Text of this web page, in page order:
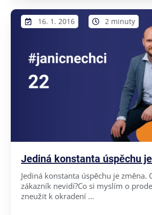
16. 1. 2016 2 minuty
Jediná konstanta úspěchu
Jediná konstanta úspěchu je změna.
zákazník nevidí?Co si myslím o
zneužit k okradení ...